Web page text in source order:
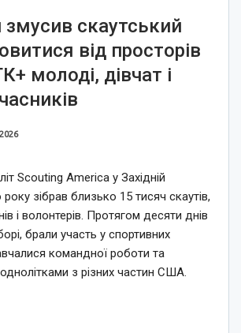
змусив скаутський
від просторів
молоді, дівчат і
Scouting America у Західній
року зібрав близько 15 тисяч скаутів,
і волонтерів. Протягом десяти днів
брали участь у спортивних
командної роботи та
з різних частин США.